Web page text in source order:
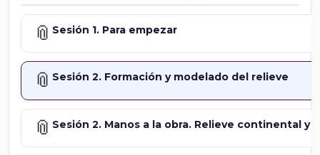
📎 Sesión 1. Para empezar
📎 Sesión 2. Formación y modelado del relieve
📎 Sesión 2. Manos a la obra. Relieve continental y